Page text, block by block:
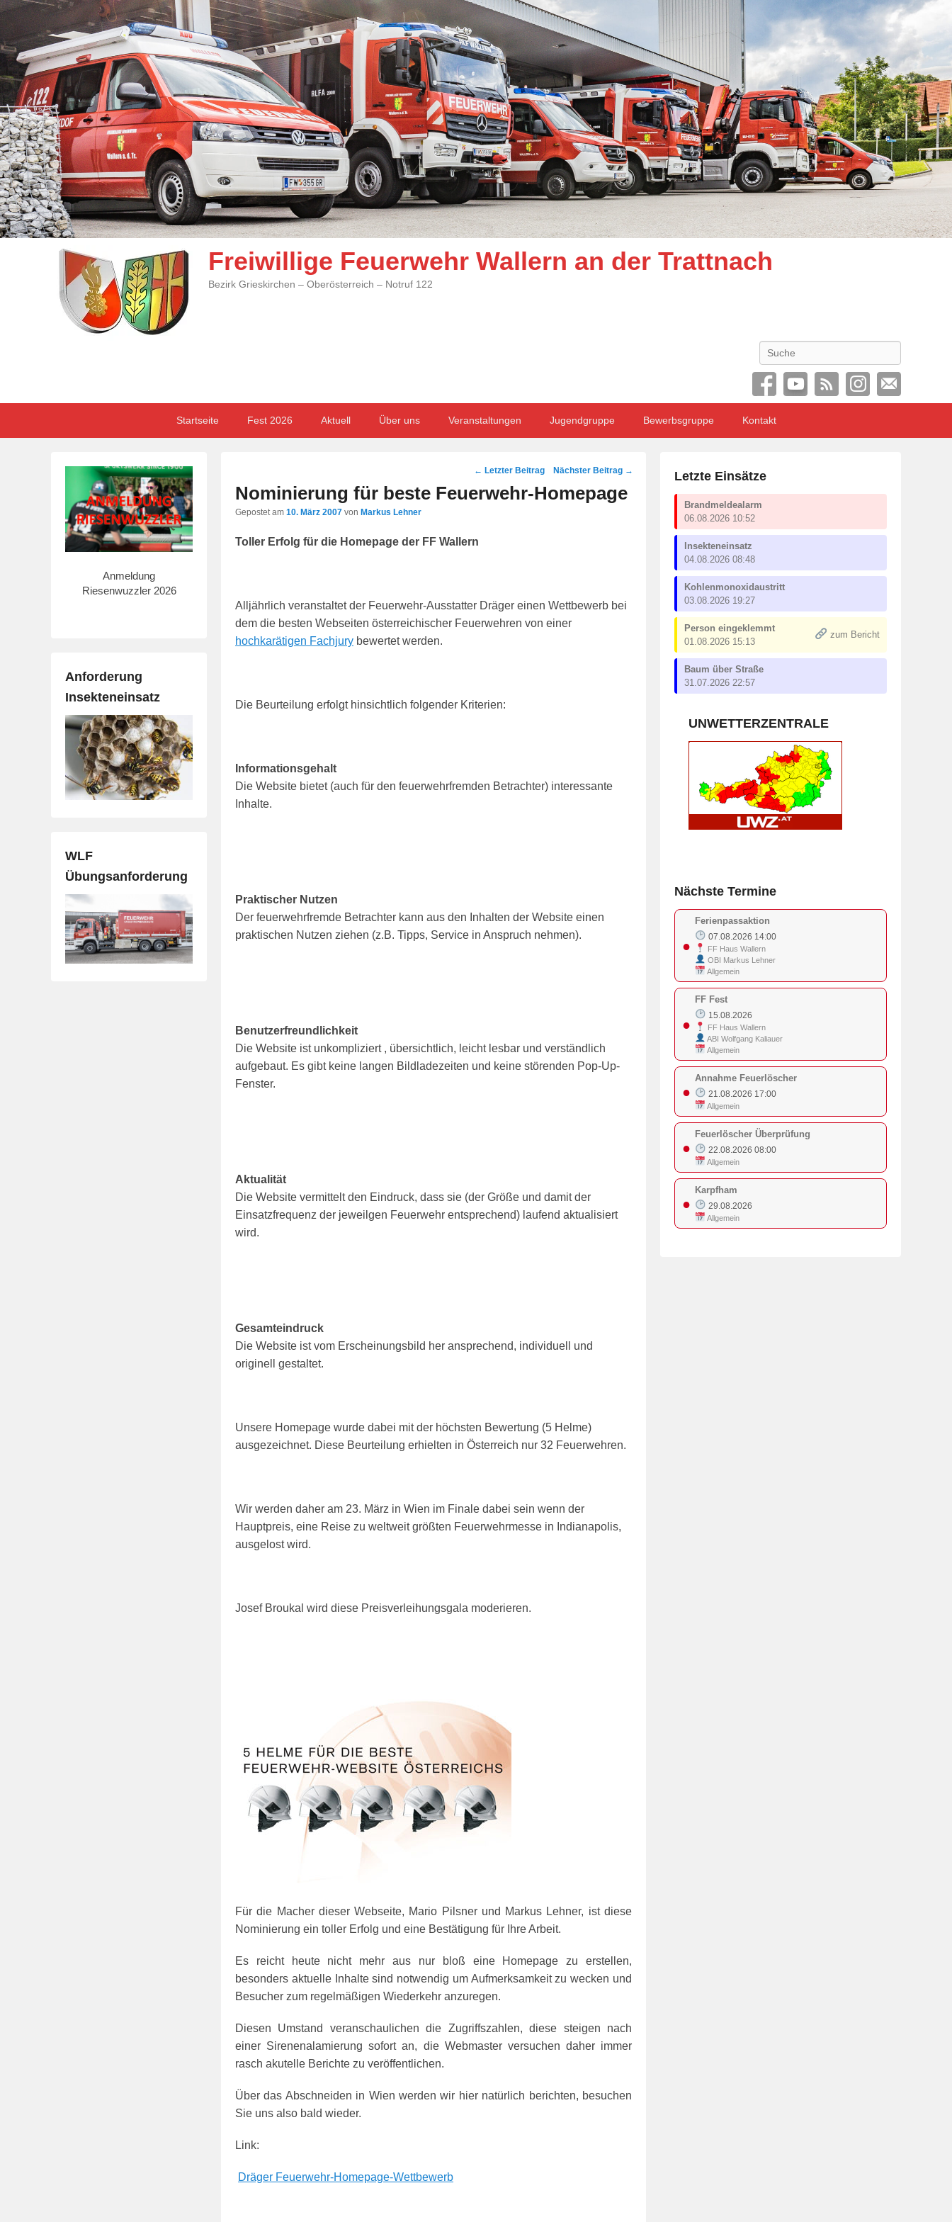
Freiwillige Feuerwehr Wallern an der Trattnach
Bezirk Grieskirchen – Oberösterreich – Notruf 122
Search
Startseite Fest 2026 Aktuell Über uns Veranstaltungen Jugendgruppe Bewerbsgruppe Kontakt
Post
navigation
← Letzter Beitrag Nächster Beitrag →
Nominierung für beste Feuerwehr-Homepage
Gepostet am 10. März 2007 von Markus Lehner
Toller Erfolg für die Homepage der FF Wallern
Alljährlich veranstaltet der Feuerwehr-Ausstatter Dräger einen Wettbewerb bei
dem die besten Webseiten österreichischer Feuerwehren von einer
hochkarätigen Fachjury bewertet werden.
Die Beurteilung erfolgt hinsichtlich folgender Kriterien:
Informationsgehalt
Die Website bietet (auch für den feuerwehrfremden Betrachter) interessante
Inhalte.
Praktischer Nutzen
Der feuerwehrfremde Betrachter kann aus den Inhalten der Website einen
praktischen Nutzen ziehen (z.B. Tipps, Service in Anspruch nehmen).
Benutzerfreundlichkeit
Die Website ist unkompliziert , übersichtlich, leicht lesbar und verständlich
aufgebaut. Es gibt keine langen Bildladezeiten und keine störenden Pop-Up-
Fenster.
Aktualität
Die Website vermittelt den Eindruck, dass sie (der Größe und damit der
Einsatzfrequenz der jeweilgen Feuerwehr entsprechend) laufend aktualisiert
wird.
Gesamteindruck
Die Website ist vom Erscheinungsbild her ansprechend, individuell und
originell gestaltet.
Unsere Homepage wurde dabei mit der höchsten Bewertung (5 Helme)
ausgezeichnet. Diese Beurteilung erhielten in Österreich nur 32 Feuerwehren.
Wir werden daher am 23. März in Wien im Finale dabei sein wenn der
Hauptpreis, eine Reise zu weltweit größten Feuerwehrmesse in Indianapolis,
ausgelost wird.
Josef Broukal wird diese Preisverleihungsgala moderieren.
Für die Macher dieser Webseite, Mario Pilsner und Markus Lehner, ist diese
Nominierung ein toller Erfolg und eine Bestätigung für Ihre Arbeit.
Es reicht heute nicht mehr aus nur bloß eine Homepage zu erstellen,
besonders aktuelle Inhalte sind notwendig um Aufmerksamkeit zu wecken und
Besucher zum regelmäßigen Wiederkehr anzuregen.
Diesen Umstand veranschaulichen die Zugriffszahlen, diese steigen nach
einer Sirenenalamierung sofort an, die Webmaster versuchen daher immer
rasch akutelle Berichte zu veröffentlichen.
Über das Abschneiden in Wien werden wir hier natürlich berichten, besuchen
Sie uns also bald wieder.
Link:
Dräger Feuerwehr-Homepage-Wettbewerb
Letzte Einsätze
Brandmeldealarm
06.08.2026 10:52
Insekteneinsatz
04.08.2026 08:48
Kohlenmonoxidaustritt
03.08.2026 19:27
Person eingeklemmt
01.08.2026 15:13
zum Bericht
Baum über Straße
31.07.2026 22:57
UNWETTERZENTRALE
Nächste Termine
●
Ferienpassaktion
07.08.2026 14:00
FF Haus Wallern
OBI Markus Lehner
Allgemein
●
FF Fest
15.08.2026
FF Haus Wallern
ABI Wolfgang Kaliauer
Allgemein
●
Annahme Feuerlöscher
21.08.2026 17:00
Allgemein
●
Feuerlöscher Überprüfung
22.08.2026 08:00
Allgemein
●
Karpfham
29.08.2026
Allgemein
Anmeldung
Riesenwuzzler 2026
Anforderung
Insekteneinsatz
WLF
Übungsanforderung